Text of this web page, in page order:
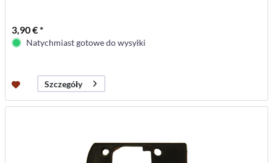
3,90 € *
Natychmiast gotowe do wysyłki
Szczegóły